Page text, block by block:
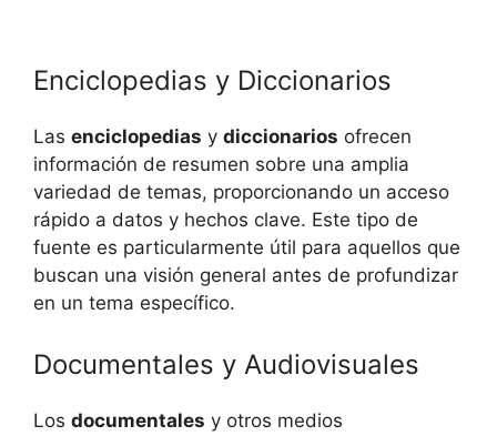
Enciclopedias y Diccionarios
Las enciclopedias y diccionarios ofrecen
información de resumen sobre una amplia
variedad de temas, proporcionando un acceso
rápido a datos y hechos clave. Este tipo de
fuente es particularmente útil para aquellos que
buscan una visión general antes de profundizar
en un tema específico.
Documentales y Audiovisuales
Los documentales y otros medios